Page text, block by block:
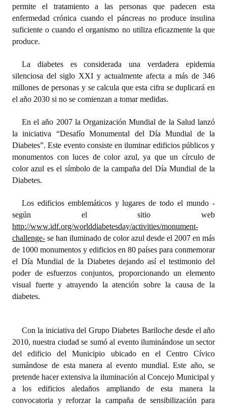
Ejecución Presupuestaria
Actas de Audiencias Públicas
Comunicaciones
Declaraciones
Resoluciones
Resoluciones de Presidencia
INSTITUCIONAL
Antiguos Pobladores
Noticias Destacadas
Registros y Distinciones
Datos Históricos
Premio al Mérito - Registro
Audiencias Públicas - Registro
Periodistas Decanos - Registro
Ciudadano Ilustre - Registro
Banca del Vecino - Registro
Huéspedes de Honor - Registro
permite el tratamiento a las personas que padecen esta
enfermedad crónica cuando el páncreas no produce insulina
suficiente o cuando el organismo no utiliza eficazmente la que
produce.
La diabetes es considerada una verdadera epidemia
silenciosa del siglo XXI y actualmente afecta a más de 346
millones de personas y se calcula que esta cifra se duplicará en
el año 2030 si no se comienzan a tomar medidas.
En el año 2007 la Organización Mundial de la Salud lanzó
la iniciativa “Desafío Monumental del Día Mundial de la
Diabetes”. Este evento consiste en iluminar edificios públicos y
monumentos con luces de color azul, ya que un círculo de
color azul es el símbolo de la campaña del Día Mundial de la
Diabetes.
Los edificios emblemáticos y lugares de todo el mundo -
según el sitio web
http://www.idf.org/worlddiabetesday/activities/monument-
challenge- se han iluminado de color azul desde el 2007 en más
de 1000 monumentos y edificios en 80 países para conmemorar
el Día Mundial de la Diabetes dejando así el testimonio del
poder de esfuerzos conjuntos, proporcionando un elemento
visual fuerte y atrayendo la atención sobre la causa de la
diabetes.
Con la iniciativa del Grupo Diabetes Bariloche desde el año
2010, nuestra ciudad se sumó al evento iluminándose un sector
del edificio del Municipio ubicado en el Centro Cívico
sumándose de esta manera al evento mundial. Este año, se
pretende hacer extensiva la iluminación al Concejo Municipal y
a los edificios aledaños ampliando de esta manera la
convocatoria y reforzar la campaña de sensibilización para